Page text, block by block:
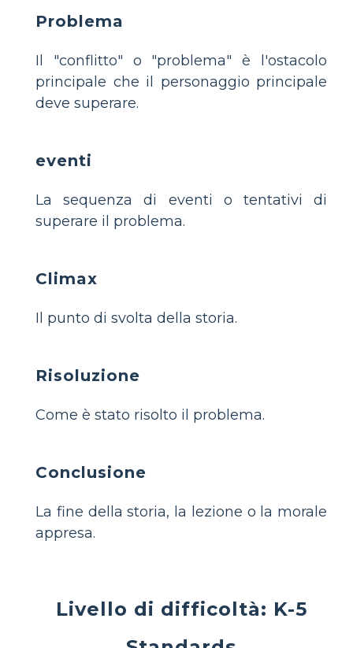
Problema
Il "conflitto" o "problema" è l'ostacolo
principale che il personaggio principale
deve superare.
eventi
La sequenza di eventi o tentativi di
superare il problema.
Climax
Il punto di svolta della storia.
Risoluzione
Come è stato risolto il problema.
Conclusione
La fine della storia, la lezione o la morale
appresa.
Livello di difficoltà: K-5